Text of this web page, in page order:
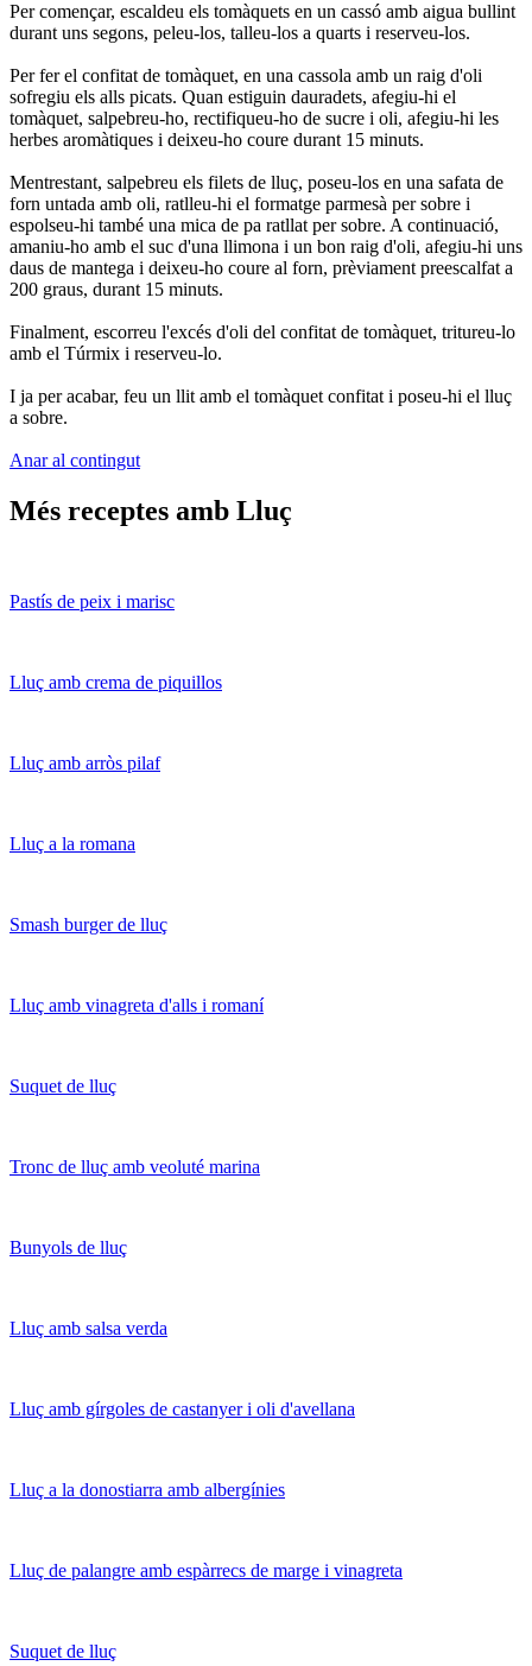
Per començar, escaldeu els tomàquets en un cassó amb aigua bullint
durant uns segons, peleu-los, talleu-los a quarts i reserveu-los.
Per fer el confitat de tomàquet, en una cassola amb un raig d'oli
sofregiu els alls picats. Quan estiguin dauradets, afegiu-hi el
tomàquet, salpebreu-ho, rectifiqueu-ho de sucre i oli, afegiu-hi les
herbes aromàtiques i deixeu-ho coure durant 15 minuts.
Mentrestant, salpebreu els filets de lluç, poseu-los en una safata de
forn untada amb oli, ratlleu-hi el formatge parmesà per sobre i
espolseu-hi també una mica de pa ratllat per sobre. A continuació,
amaniu-ho amb el suc d'una llimona i un bon raig d'oli, afegiu-hi uns
daus de mantega i deixeu-ho coure al forn, prèviament preescalfat a
200 graus, durant 15 minuts.
Finalment, escorreu l'excés d'oli del confitat de tomàquet, tritureu-lo
amb el Túrmix i reserveu-lo.
I ja per acabar, feu un llit amb el tomàquet confitat i poseu-hi el lluç
a sobre.
Anar al contingut
Més receptes amb Lluç
Pastís de peix i marisc
Lluç amb crema de piquillos
Lluç amb arròs pilaf
Lluç a la romana
Smash burger de lluç
Lluç amb vinagreta d'alls i romaní
Suquet de lluç
Tronc de lluç amb veoluté marina
Bunyols de lluç
Lluç amb salsa verda
Lluç amb gírgoles de castanyer i oli d'avellana
Lluç a la donostiarra amb albergínies
Lluç de palangre amb espàrrecs de marge i vinagreta
Suquet de lluç